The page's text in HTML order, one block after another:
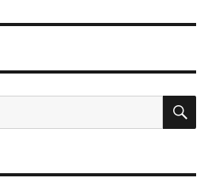
搜